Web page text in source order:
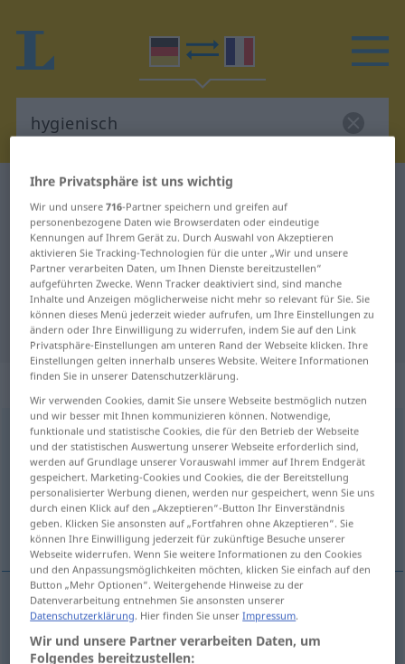
Deutsch-Französisch Wörterbuch
Deutsch-Französisch Übersetzung
für "hygienisch"
"hygienisch" Französisch
Übersetzung
„hygienisch“: Adjektiv
hygienischadj
Übersicht aller Übersetzungen
(Für mehr Details die Übersetzung anklicken/antippen)
hygiénique
hygiénique hygienisch
Ihre Privatsphäre ist uns wichtig
Wir und unsere716-Partner speichern und greifen auf
personenbezogene Daten wie Browserdaten oder eindeutige
Kennungen auf Ihrem Gerät zu. Durch Auswahl von Akzeptieren
aktivieren Sie Tracking-Technologien für die unter „Wir und unsere
Partner verarbeiten Daten, um Ihnen Dienste bereitzustellen“
aufgeführten Zwecke. Wenn Tracker deaktiviert sind, sind manche
Inhalte und Anzeigen möglicherweise nicht mehr so relevant für Sie. Sie
können dieses Menü jederzeit wieder aufrufen, um Ihre Einstellungen zu
ändern oder Ihre Einwilligung zu widerrufen, indem Sie auf den Link
Privatsphäre-Einstellungen am unteren Rand der Webseite klicken. Ihre
Einstellungen gelten innerhalb unseres Website. Weitere Informationen
finden Sie in unserer Datenschutzerklärung.
Wir verwenden Cookies, damit Sie unsere Webseite bestmöglich nutzen
und wir besser mit Ihnen kommunizieren können. Notwendige,
funktionale und statistische Cookies, die für den Betrieb der Webseite
und der statistischen Auswertung unserer Webseite erforderlich sind,
werden auf Grundlage unserer Vorauswahl immer auf Ihrem Endgerät
gespeichert. Marketing-Cookies und Cookies, die der Bereitstellung
personalisierter Werbung dienen, werden nur gespeichert, wenn Sie uns
durch einen Klick auf den „Akzeptieren“-Button Ihr Einverständnis
geben. Klicken Sie ansonsten auf „Fortfahren ohne Akzeptieren“. Sie
können Ihre Einwilligung jederzeit für zukünftige Besuche unserer
Webseite widerrufen. Wenn Sie weitere Informationen zu den Cookies
und den Anpassungsmöglichkeiten möchten, klicken Sie einfach auf den
Button „Mehr Optionen“. Weitergehende Hinweise zu der
Datenverarbeitung entnehmen Sie ansonsten unserer
Datenschutzerklärung. Hier finden Sie unserImpressum.
Wir und unsere Partner verarbeiten Daten, um
Folgendes bereitzustellen: